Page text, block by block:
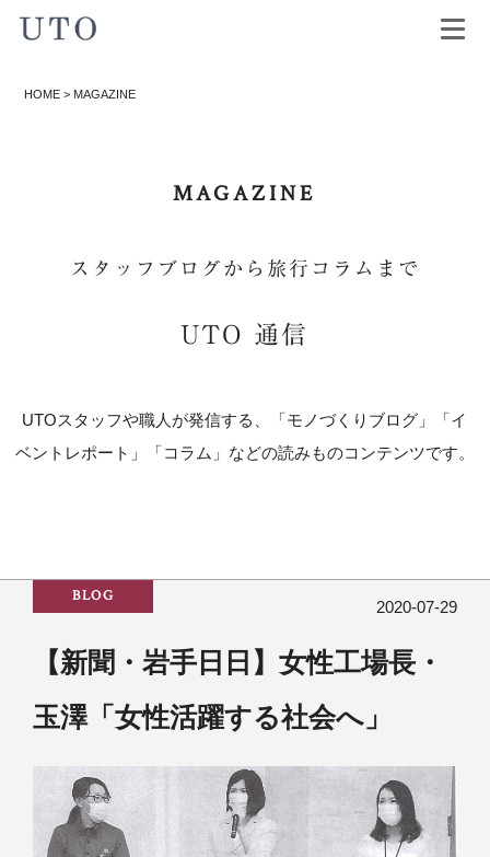
HOME > MAGAZINE
MAGAZINE
スタッフブログから旅行コラムまで
UTO 通信
UTOスタッフや職人が発信する、「モノづくりブログ」「イ
ベントレポート」「コラム」などの読みものコンテンツです。
BLOG
2020-07-29
【新聞・岩手日日】女性工場長・
玉澤「女性活躍する社会へ」